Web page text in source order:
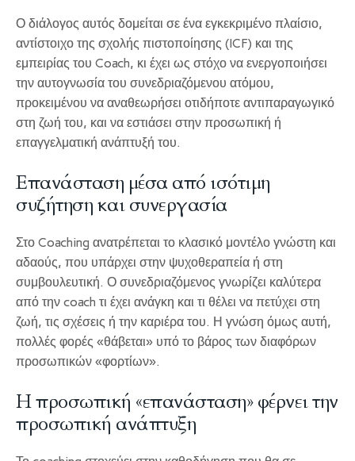
Ο διάλογος αυτός δομείται σε ένα εγκεκριμένο πλαίσιο,
αντίστοιχο της σχολής πιστοποίησης (ICF) και της
εμπειρίας του Coach, κι έχει ως στόχο να ενεργοποιήσει
την αυτογνωσία του συνεδριαζόμενου ατόμου,
προκειμένου να αναθεωρήσει οτιδήποτε αντιπαραγωγικό
στη ζωή του, και να εστιάσει στην προσωπική ή
επαγγελματική ανάπτυξή του.
Επανάσταση μέσα από ισότιμη
συζήτηση και συνεργασία
Στο Coaching ανατρέπεται το κλασικό μοντέλο γνώστη και
αδαούς, που υπάρχει στην ψυχοθεραπεία ή στη
συμβουλευτική. Ο συνεδριαζόμενος γνωρίζει καλύτερα
από την coach τι έχει ανάγκη και τι θέλει να πετύχει στη
ζωή, τις σχέσεις ή την καριέρα του. Η γνώση όμως αυτή,
πολλές φορές «θάβεται» υπό το βάρος των διαφόρων
προσωπικών «φορτίων».
Η προσωπική «επανάσταση» φέρνει την
προσωπική ανάπτυξη